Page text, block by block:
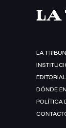
LA
EDITORIAL
DÓNDE
POLÍTICA